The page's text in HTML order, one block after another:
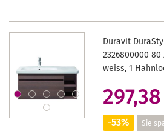
Duravit
2326800000
weiss, 1
-53% Sie